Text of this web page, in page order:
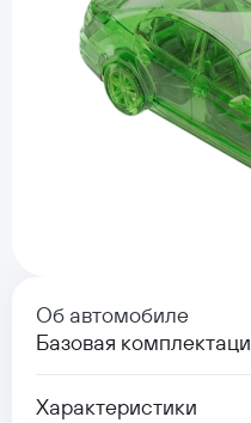
Об автомобиле
Базовая
Характеристики